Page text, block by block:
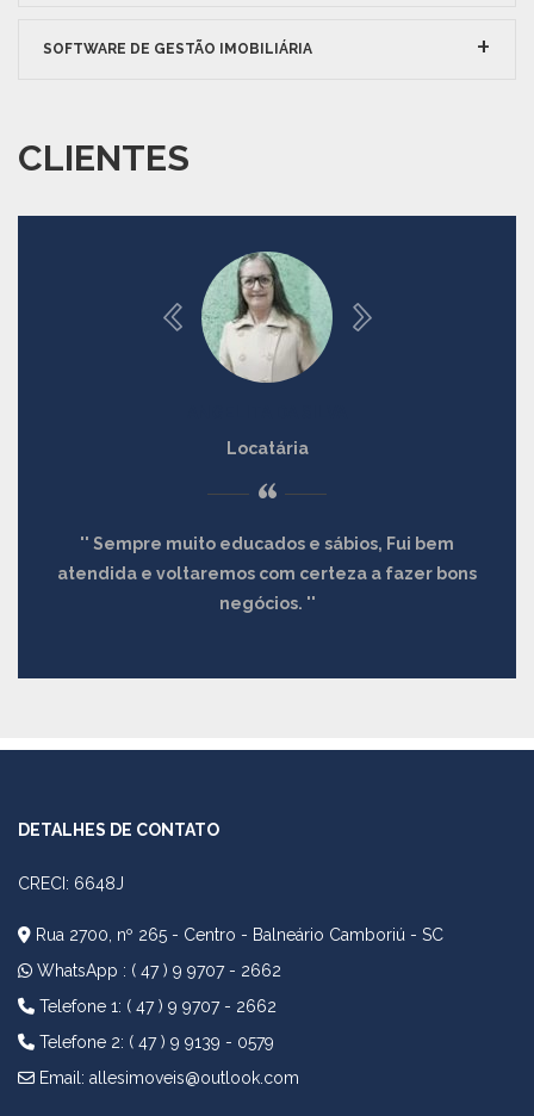
SOFTWARE DE GESTÃO IMOBILIÁRIA
CLIENTES
Locatária
“
Sempre muito educados e sábios, Fui bem
atendida e voltaremos com certeza a fazer bons
negócios.
DETALHES DE CONTATO
CRECI: 6648J
Rua 2700, nº 265 - Centro - Balneário Camboriú - SC
WhatsApp : ( 47 ) 9 9707 - 2662
Telefone 1: ( 47 ) 9 9707 - 2662
Telefone 2: ( 47 ) 9 9139 - 0579
Email: allesimoveis@outlook.com